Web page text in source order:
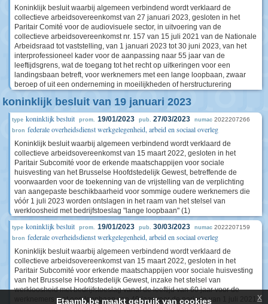
Koninklijk besluit waarbij algemeen verbindend wordt verklaard de
collectieve arbeidsovereenkomst van 27 januari 2023, gesloten in het
Paritair Comité voor de audiovisuele sector, in uitvoering van de
collectieve arbeidsovereenkomst nr. 157 van 15 juli 2021 van de Nationale
Arbeidsraad tot vaststelling, van 1 januari 2023 tot 30 juni 2023, van het
interprofessioneel kader voor de aanpassing naar 55 jaar van de
leeftijdsgrens, wat de toegang tot het recht op uitkeringen voor een
landingsbaan betreft, voor werknemers met een lange loopbaan, zwaar
beroep of uit een onderneming in moeilijkheden of herstructurering
koninklijk besluit van 19 januari 2023
type koninklijk besluit prom. 19/01/2023 pub. 27/03/2023 numac 2022207266
bron federale overheidsdienst werkgelegenheid, arbeid en sociaal overleg
Koninklijk besluit waarbij algemeen verbindend wordt verklaard de
collectieve arbeidsovereenkomst van 15 maart 2022, gesloten in het
Paritair Subcomité voor de erkende maatschappijen voor sociale
huisvesting van het Brusselse Hoofdstedelijk Gewest, betreffende de
voorwaarden voor de toekenning van de vrijstelling van de verplichting
van aangepaste beschikbaarheid voor sommige oudere werknemers die
vóór 1 juli 2023 worden ontslagen in het raam van het stelsel van
werkloosheid met bedrijfstoeslag "lange loopbaan" (1)
type koninklijk besluit prom. 19/01/2023 pub. 30/03/2023 numac 2022207159
bron federale overheidsdienst werkgelegenheid, arbeid en sociaal overleg
Koninklijk besluit waarbij algemeen verbindend wordt verklaard de
collectieve arbeidsovereenkomst van 15 maart 2022, gesloten in het
Paritair Subcomité voor erkende maatschappijen voor sociale huisvesting
van het Brusselse Hoofdstedelijk Gewest, inzake het stelsel van
werkloosheid met bedrijfstoeslag vanaf de leeftijd van 60 jaar voor de
werknemers met een loopbaan van 40 jaar voor de periode van 1 juli 2021
Etaamb.be maakt gebruik van cookies x